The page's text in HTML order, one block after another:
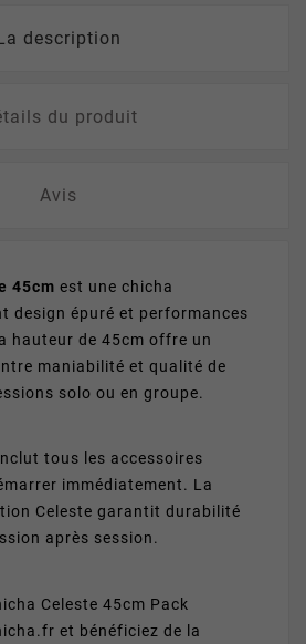
description
du produit
Avis
45cm est une chicha
design épuré et performances
hauteur de 45cm offre un
maniabilité et qualité de
solo ou en groupe.
tous les accessoires
immédiatement. La
Celeste garantit durabilité
après session.
Celeste 45cm Pack
et bénéficiez de la